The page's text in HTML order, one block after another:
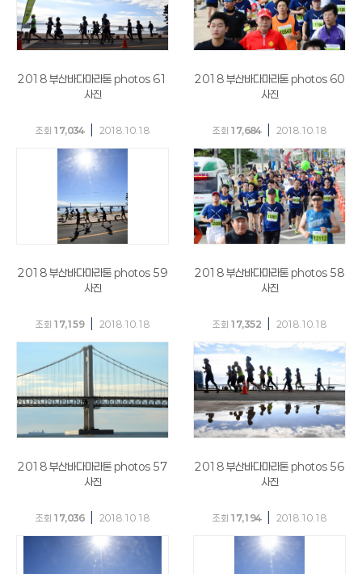
2018 부산바다마라톤 photos 61
사진
조회 17,034 2018.10.18
2018 부산바다마라톤 photos 60
사진
조회 17,684 2018.10.18
2018 부산바다마라톤 photos 59
사진
조회 17,159 2018.10.18
2018 부산바다마라톤 photos 58
사진
조회 17,352 2018.10.18
2018 부산바다마라톤 photos 57
사진
조회 17,036 2018.10.18
2018 부산바다마라톤 photos 56
사진
조회 17,194 2018.10.18